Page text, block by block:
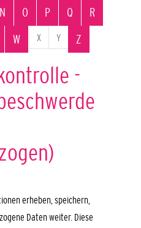
N O P Q
R
W X Y Z
-
erheben, speichern,
Daten weiter. Diese